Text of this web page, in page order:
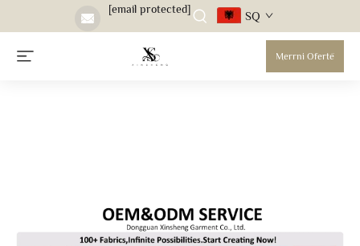
[email protected] SQ
Merrni Ofertë